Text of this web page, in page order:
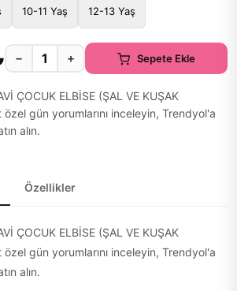
10-11 Yaş 12-13 Yaş
− + Sepete Ekle
ÇOCUK ELBİSE (ŞAL VE KUŞAK
gün yorumlarını inceleyin, Trendyol'a
alın.
Özellikler
ÇOCUK ELBİSE (ŞAL VE KUŞAK
gün yorumlarını inceleyin, Trendyol'a
alın.